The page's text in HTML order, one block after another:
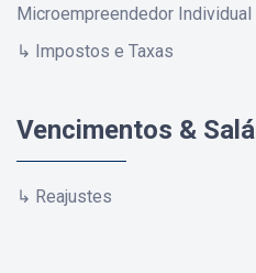
Microempreendedor Individual
↳ Impostos e Taxas
Vencimentos &
↳ Reajustes